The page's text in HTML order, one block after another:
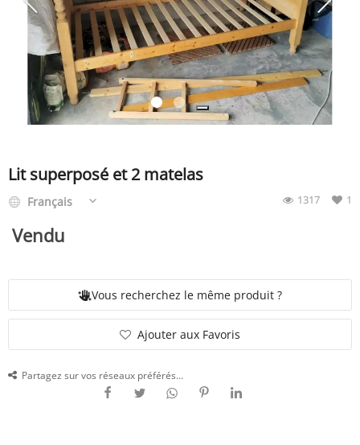
SERVICE
ÉVÉNEMENT
BILLET & COVOIT'
Français
Lit superposé et 2 matelas
1
1317
Français
Vendu
Vous recherchez le même produit ?
Ajouter aux Favoris
Partagez sur vos réseaux préférés...